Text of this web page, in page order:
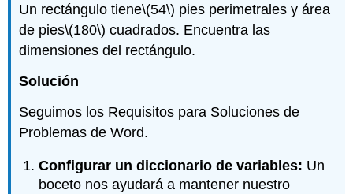
Un rectángulo tiene\(54\) pies perimetrales y área
de pies\(180\) cuadrados. Encuentra las
dimensiones del rectángulo.
Solución
Seguimos los Requisitos para Soluciones de
Problemas de Word.
Configurar un diccionario de variables: Un
boceto nos ayudará a mantener nuestro